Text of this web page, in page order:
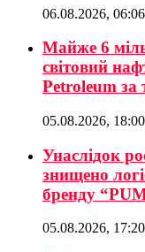
06.08.2026, 06:06
Майже 6
світовий
Petroleum за
05.08.2026, 18:00
Унаслідок
знищено
бренду
05.08.2026, 17:20